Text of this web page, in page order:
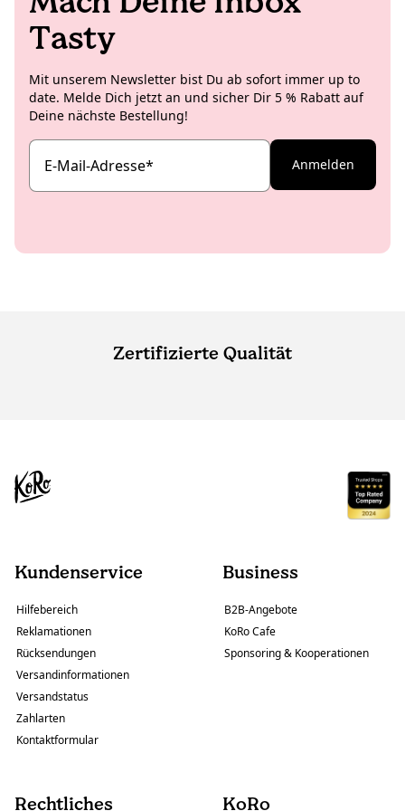
Tasty
Mit unserem Newsletter bist Du ab sofort immer up to
date. Melde Dich jetzt an und sicher Dir 5 % Rabatt auf
Deine nächste Bestellung!
E-Mail-Adresse* Anmelden
Zertifizierte Qualität
Kundenservice
Hilfebereich
Reklamationen
Rücksendungen
Versandinformationen
Versandstatus
Zahlarten
Kontaktformular
Business
B2B-Angebote
KoRo Cafe
Sponsoring & Kooperationen
Rechtliches KoRo